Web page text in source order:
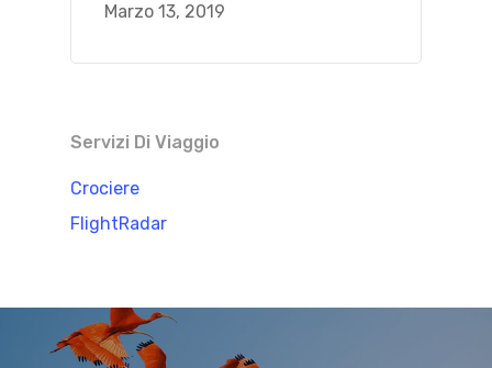
Marzo 13, 2019
Servizi Di Viaggio
Crociere
FlightRadar